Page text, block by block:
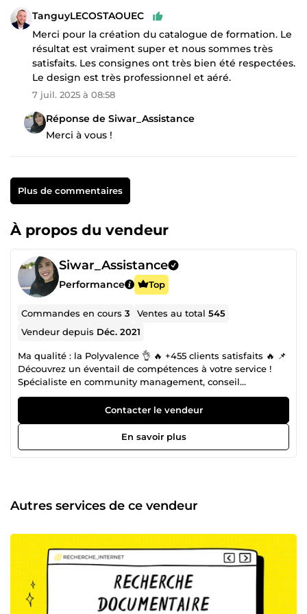
TanguyLECOSTAOUEC
Merci pour la création du catalogue de formation. Le
résultat est vraiment super et nous sommes très
satisfaits. Les consignes ont très bien été respectées.
Le design est très professionnel et aéré.
7 juil. 2025 à 08:58
Réponse de Siwar_Assistance
Merci à vous !
Plus de commentaires
À propos du vendeur
Siwar_Assistance
Performance Top
Commandes en cours3 Ventes au total545
Vendeur depuis Déc. 2021
Ma qualité : la Polyvalence 👌 🔥 +455 clients satisfaits 🔥 📌
Découvrez un éventail de compétences à votre service !
Spécialiste en community management, conseil
académique, assistance virtuelle RH, création de contenu
et de produits numériques : ebook / bloc note / carnet de
coloriage / cahier d'exercice... et publicité sur les réseaux
sociaux, je propose des services adaptés à vos besoins. 📌
Explorez-le dès maintenant pour obtenir un aperçu de ce
toutes vos inquiétudes dans les plus brefs délais. 🎓
Master en Management (GESTION SOCIALE / MOTIVATION
Licence en Marketing (COMMUNICATION / STRATÉGIE
MARKETING / GESTION DE LA MARQUE / CRÉATION
VIRTUELLES / MARKETING DIGITAL...) 📚 Formation en
Design graphique de l'école &quot;Doranco&quot;
Contacter le vendeur
En savoir plus
Autres services de ce vendeur